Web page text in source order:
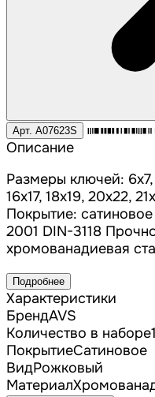
Арт. A07623S
Описание
Размеры ключей: 6х7,
16х17, 18х19, 20х22,
Покрытие:
2001 DIN-3118
хромованадиевая
Подробнее
Характеристики
БрендAVS
Количество в наборе
ПокрытиеСатиновое
ВидРожковый
Материал